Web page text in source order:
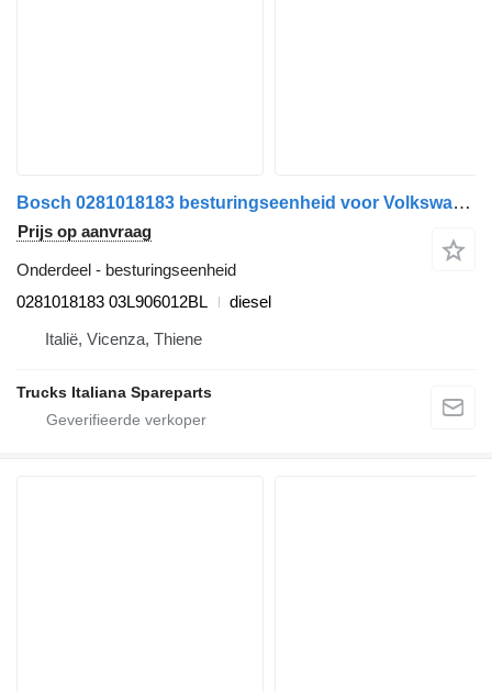
Bosch 0281018183 besturingseenheid voor Volkswagen Crafter 2006>2016 vrachtwagen
Prijs op aanvraag
Onderdeel - besturingseenheid
0281018183 03L906012BL
diesel
Italië, Vicenza, Thiene
Trucks Italiana Spareparts